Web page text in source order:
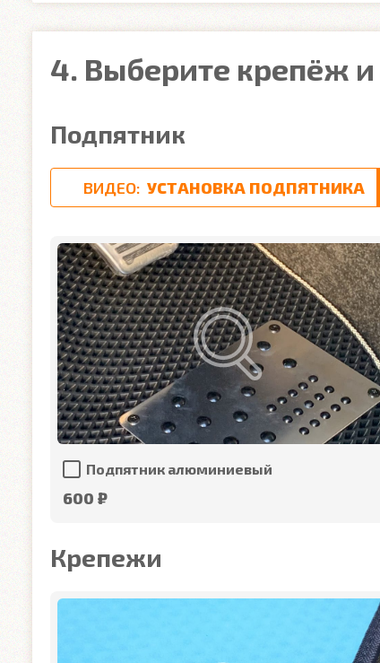
4. Выберите крепёж и
Подпятник
ВИДЕО: УСТАНОВКА ПОДПЯТНИКА
Подпятник алюминиевый
600 ₽
Крепежи